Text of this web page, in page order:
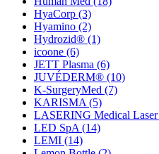
HyaCorp (3)
Hyamino (2)
Hydrozid® (1)
icoone (6)
JETT Plasma (6)
JUVÉDERM® (10)
K-SurgeryMed (7)
KARISMA (5)
LASERING Medical Laser
LED SpA (14)
LEMI (14)